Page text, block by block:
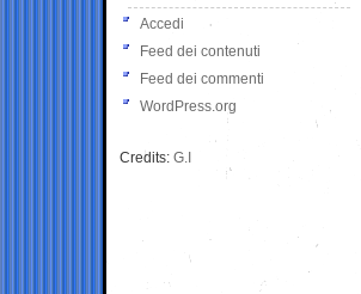
Accedi
Feed dei contenuti
Feed dei commenti
WordPress.org
Credits: G.I